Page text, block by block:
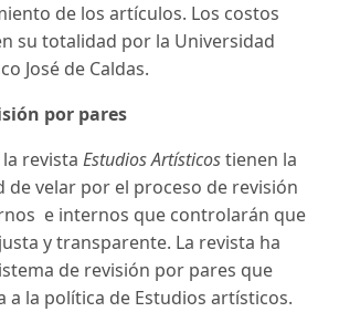
de los artículos. Los costos
su totalidad por la Universidad
José de Caldas.
por pares
revista Estudios Artísticostienen la
de velar por el proceso de revisión
e internos que controlarán que
y transparente. La revista ha
de revisión por pares que
a la política de Estudios artísticos.